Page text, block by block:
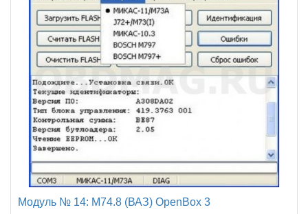
Модуль № 14: M74.8 (ВАЗ) OpenBox 3